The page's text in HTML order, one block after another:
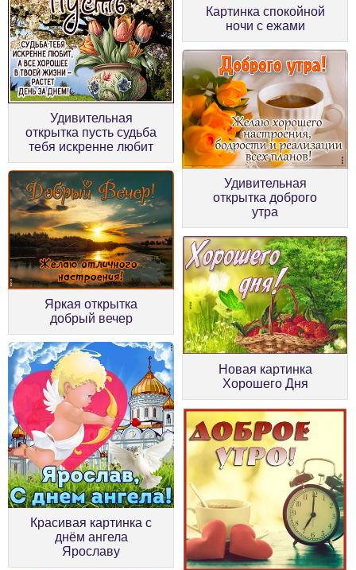
Картинка спокойной
ночи с ежами
Удивительная
открытка пусть судьба
тебя искренне любит
Удивительная
открытка доброго
утра
Яркая открытка
добрый вечер
Новая картинка
Хорошего Дня
Красивая картинка с
днём ангела
Ярославу